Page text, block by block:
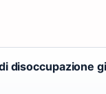
disoccupazione